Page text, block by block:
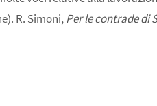
R. Simoni,Per le contrade di